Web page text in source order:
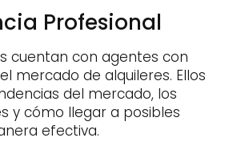
Profesional
cuentan con agentes con
mercado de alquileres. Ellos
del mercado, los
y cómo llegar a posibles
efectiva.